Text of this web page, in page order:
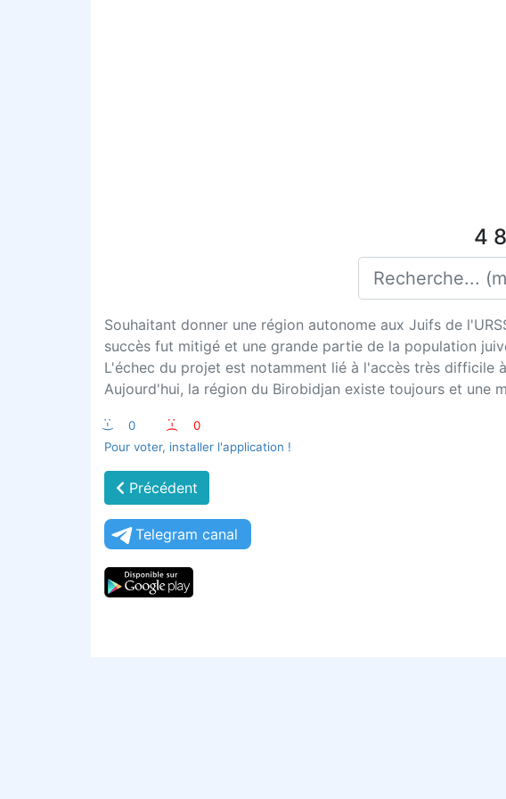
4
Souhaitant donner une région autonome aux Juifs de
succès fut mitigé et une grande partie de la population
L'échec du projet est notamment lié à l'accès très difficile
Aujourd'hui, la région du Birobidjan existe toujours et une
:-) 0 :-(
0
Pour voter, installer l'application !
Précédent
Telegram canal